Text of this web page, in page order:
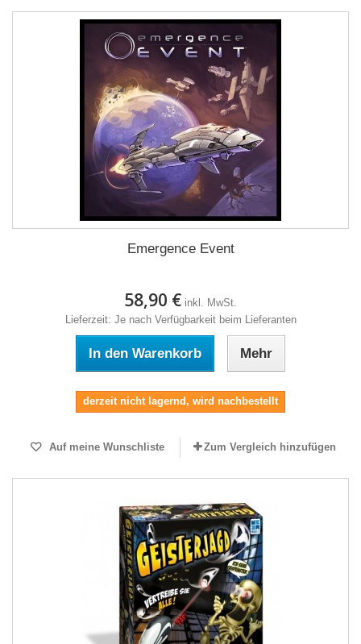
Emergence Event
58,90 € inkl. MwSt.
Lieferzeit: Je nach Verfügbarkeit beim Lieferanten
In den Warenkorb Mehr
derzeit nicht lagernd, wird nachbestellt
Auf meine Wunschliste Zum Vergleich hinzufügen